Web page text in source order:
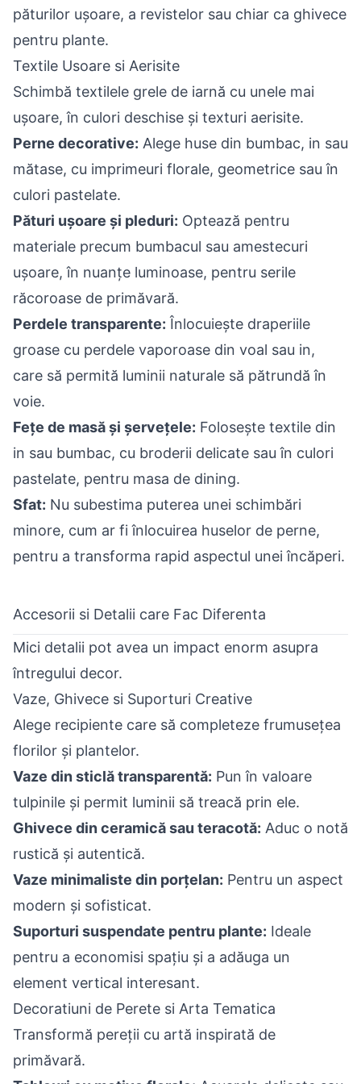
păturilor ușoare, a revistelor sau chiar ca ghivece
pentru plante.
Textile Usoare si Aerisite
Schimbă textilele grele de iarnă cu unele mai
ușoare, în culori deschise și texturi aerisite.
Perne decorative: Alege huse din bumbac, in sau
mătase, cu imprimeuri florale, geometrice sau în
culori pastelate.
Pături ușoare și pleduri: Optează pentru
materiale precum bumbacul sau amestecuri
ușoare, în nuanțe luminoase, pentru serile
răcoroase de primăvară.
Perdele transparente: Înlocuiește draperiile
groase cu perdele vaporoase din voal sau in,
care să permită luminii naturale să pătrundă în
voie.
Fețe de masă și șervețele: Folosește textile din
in sau bumbac, cu broderii delicate sau în culori
pastelate, pentru masa de dining.
Sfat: Nu subestima puterea unei schimbări
minore, cum ar fi înlocuirea huselor de perne,
pentru a transforma rapid aspectul unei încăperi.
Accesorii si Detalii care Fac Diferenta
Mici detalii pot avea un impact enorm asupra
întregului decor.
Vaze, Ghivece si Suporturi Creative
Alege recipiente care să completeze frumusețea
florilor și plantelor.
Vaze din sticlă transparentă: Pun în valoare
tulpinile și permit luminii să treacă prin ele.
Ghivece din ceramică sau teracotă: Aduc o notă
rustică și autentică.
Vaze minimaliste din porțelan: Pentru un aspect
modern și sofisticat.
Suporturi suspendate pentru plante: Ideale
pentru a economisi spațiu și a adăuga un
element vertical interesant.
Decoratiuni de Perete si Arta Tematica
Transformă pereții cu artă inspirată de
primăvară.